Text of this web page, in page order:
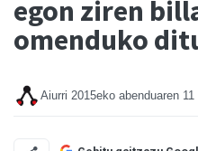
egon ziren
omenduko
Aiurri 2015eko abenduaren 11